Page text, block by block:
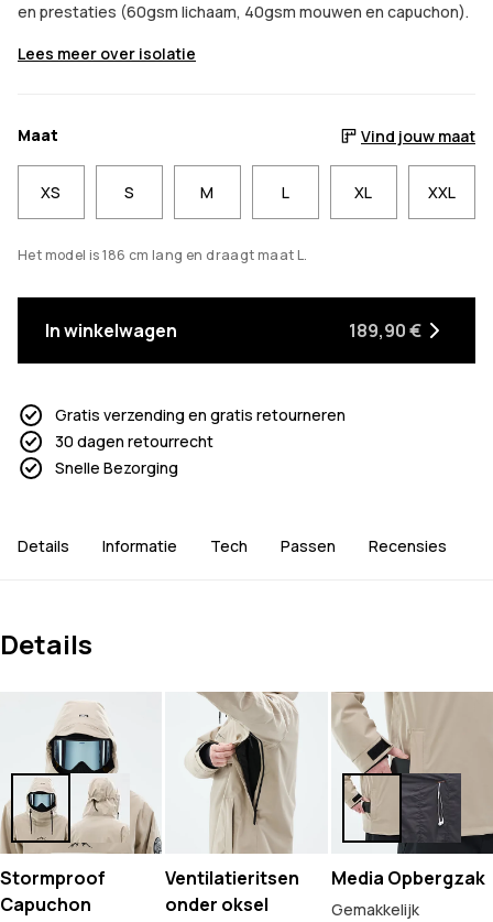
en prestaties (60gsm lichaam, 40gsm mouwen en capuchon).
Lees meer over isolatie
Maat Vind jouw maat
XS S M L XL XXL
Het model is 186 cm lang en draagt maat L.
In winkelwagen 189,90 €
Gratis verzending en gratis retourneren
30 dagen retourrecht
Snelle Bezorging
Details Informatie Tech Passen Recensies
Details
Stormproof
Capuchon
Ventilatieritsen
onder oksel
Media Opbergzak
Gemakkelijk